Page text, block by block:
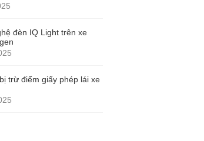
đèn IQ Light trên xe
trừ điểm giấy phép lái xe